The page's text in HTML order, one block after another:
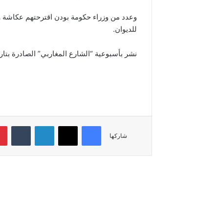
‬للديوان‭.‬
نشر بأسبوعية “الشارع المغاربي” الصادرة بتاريخ الثلاثاء
شاركها
فيسبوك ‫X لينكدإن